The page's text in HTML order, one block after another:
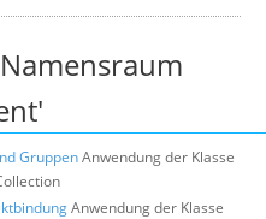
GruppenAnwendung der Klasse
Anwendung der Klasse